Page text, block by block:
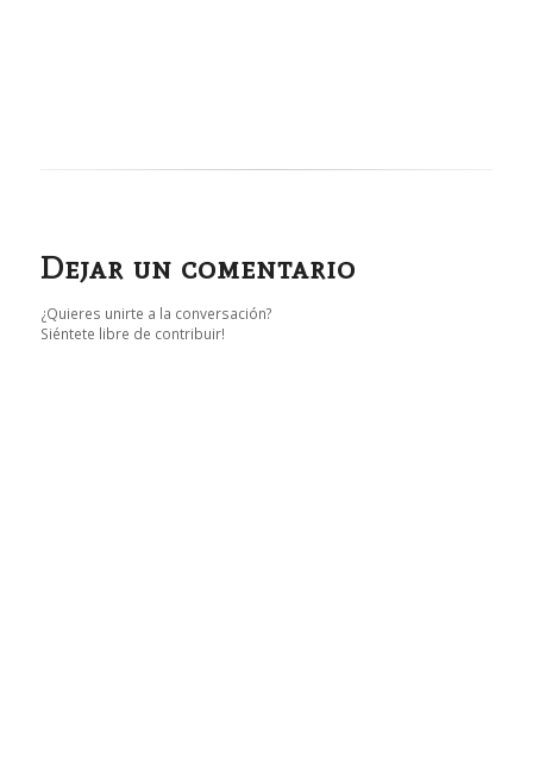
Dejar un comentario
¿Quieres unirte a la conversación?
Siéntete libre de contribuir!